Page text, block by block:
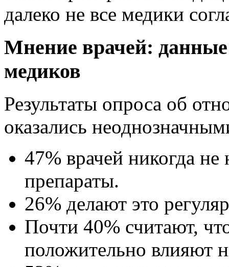
далеко не все медики
Мнение врачей: данные
медиков
Результаты опроса об
оказались
47% врачей никогда не
препараты.
26% делают это
Почти 40% считают,
положительно влияют